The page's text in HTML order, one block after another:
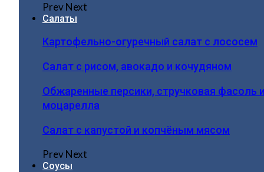
PrevNext
Салаты
Картофельно-огуречный салат с лососем
Салат с рисом, авокадо и кочудяном
Обжаренные персики, стручковая фасоль
моцарелла
Салат с капустой и копчёным мясом
PrevNext
Соусы